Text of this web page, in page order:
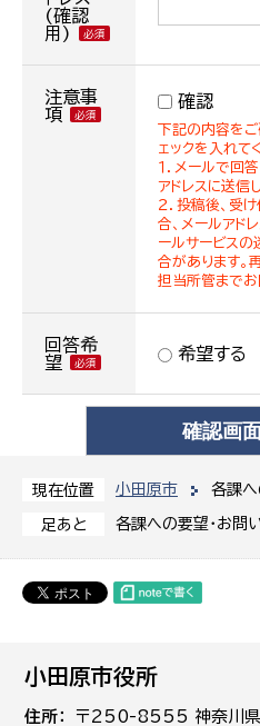
現在位置 小田原市 各課へ
足あと 各課への要望・お問
(確認
用)
注意事
項
確認
下記の内容を
ェックを入れて
１．メールで回
アドレスに送信し
２．投稿後、受
合、メールアド
ールサービス
合があります。
担当所管までお
回答希
望
希望する
小田原市役所
住所
〒250-8555 神奈川県